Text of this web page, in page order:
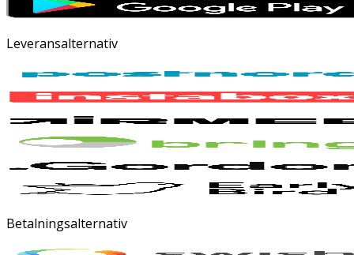
Leveransalternativ
Betalningsalternativ